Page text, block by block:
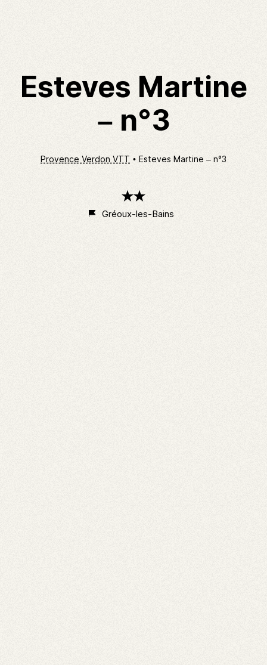
Esteves Martine
– n°3
Provence Verdon VTT Esteves Martine – n°3
étoiles
Gréoux-les-Bains